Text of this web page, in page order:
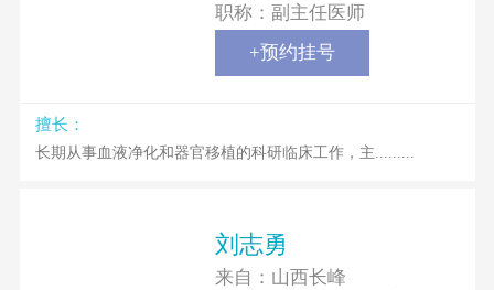
职称： 副主任医师
+预约挂号
擅长：
长期从事血液净化和器官移植的科研临床工作，主.........
刘志勇
来自： 山西长峰